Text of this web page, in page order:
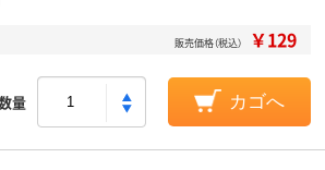
販売価格（税込） ￥129
量 カゴへ